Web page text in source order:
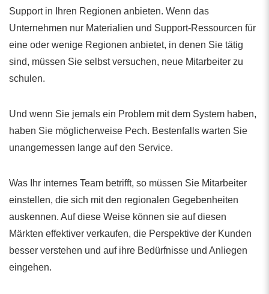
Support in Ihren Regionen anbieten. Wenn das
Unternehmen nur Materialien und Support-Ressourcen für
eine oder wenige Regionen anbietet, in denen Sie tätig
sind, müssen Sie selbst versuchen, neue Mitarbeiter zu
schulen.
Und wenn Sie jemals ein Problem mit dem System haben,
haben Sie möglicherweise Pech. Bestenfalls warten Sie
unangemessen lange auf den Service.
Was Ihr internes Team betrifft, so müssen Sie Mitarbeiter
einstellen, die sich mit den regionalen Gegebenheiten
auskennen. Auf diese Weise können sie auf diesen
Märkten effektiver verkaufen, die Perspektive der Kunden
besser verstehen und auf ihre Bedürfnisse und Anliegen
eingehen.